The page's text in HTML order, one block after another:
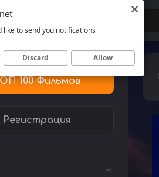
100 Фильмов
Регистрация
like to send you notifications
Discard Allow